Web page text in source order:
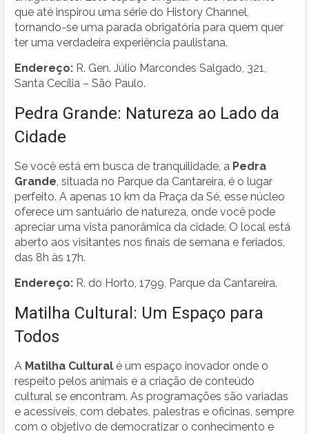
que até inspirou uma série do History Channel,
tornando-se uma parada obrigatória para quem quer
ter uma verdadeira experiência paulistana.
Endereço: R. Gen. Júlio Marcondes Salgado, 321,
Santa Cecília – São Paulo.
Pedra Grande: Natureza ao Lado da
Cidade
Se você está em busca de tranquilidade, a Pedra
Grande , situada no Parque da Cantareira, é o lugar
perfeito. A apenas 10 km da Praça da Sé, esse núcleo
oferece um santuário de natureza, onde você pode
apreciar uma vista panorâmica da cidade. O local está
aberto aos visitantes nos finais de semana e feriados,
das 8h às 17h.
Endereço: R. do Horto, 1799, Parque da Cantareira.
Matilha Cultural: Um Espaço para
Todos
A Matilha Cultural é um espaço inovador onde o
respeito pelos animais e a criação de conteúdo
cultural se encontram. As programações são variadas
e acessíveis, com debates, palestras e oficinas, sempre
com o objetivo de democratizar o conhecimento e